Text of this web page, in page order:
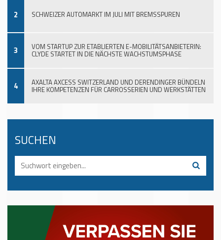
2 SCHWEIZER AUTOMARKT IM JULI MIT BREMSSPUREN
3 VOM STARTUP ZUR ETABLIERTEN E-MOBILITÄTSANBIETERIN:
CLYDE STARTET IN DIE NÄCHSTE WACHSTUMSPHASE
4 AXALTA AXCESS SWITZERLAND UND DERENDINGER BÜNDELN
IHRE KOMPETENZEN FÜR CARROSSERIEN UND WERKSTÄTTEN
SUCHEN